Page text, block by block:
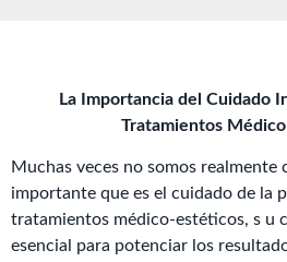
La Importancia del Cuidado
Tratamientos
Muchas veces no somos realmente
importante que es el cuidado de la
tratamientos médico-estéticos, s u
esencial para potenciar los